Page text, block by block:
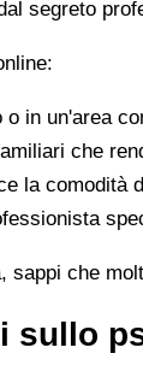
segreto
in un'area
che
la comodità
sappi che
sullo